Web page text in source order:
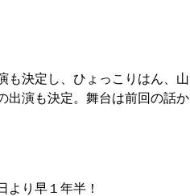
も決定し、ひょっこりはん、山
出演も決定。舞台は前回の話か
より早１年半！